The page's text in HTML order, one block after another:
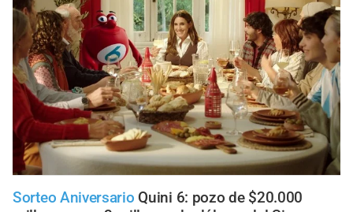
Sorteo Aniversario Quini 6: pozo de $20.000